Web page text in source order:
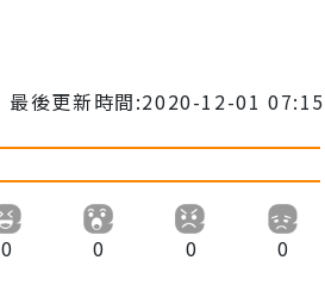
最後更新時間:2020-12-01 07:15
0 0 0 0